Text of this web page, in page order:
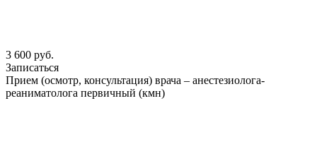
3 600 руб.
Записаться
Прием (осмотр, консультация) врача – анестезиолога-
реаниматолога первичный (кмн)